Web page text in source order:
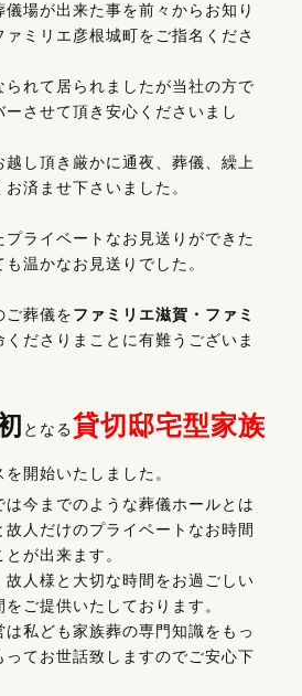
場が出来た事を前々からお知り
ミリエ彦根城町をご指名くださ
られて居られましたが当社の方で
させて頂き安心くださいまし
し頂き厳かに通夜、葬儀、繰上
済ませ下さいました。
ライベートなお見送りができた
温かなお見送りでした。
ご葬儀をファミリエ滋賀・ファミ
くださりまことに有難うございま
となる貸切邸宅型家族
開始いたしました。
今までのような葬儀ホールとは
人だけのプライベートなお時間
が出来ます。
故人様と大切な時間をお過ごしい
ご提供いたしております。
は私ども家族葬の専門知識をもっ
ってお世話致しますのでご安心下